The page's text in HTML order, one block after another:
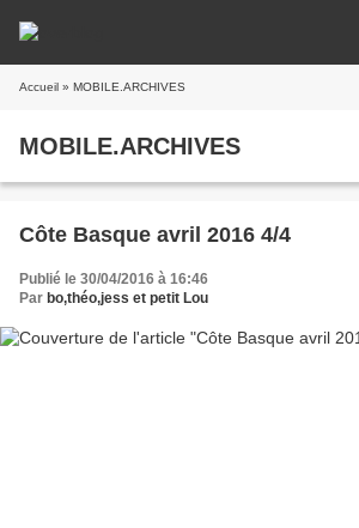
Accueil » MOBILE.ARCHIVES
MOBILE.ARCHIVES
Côte Basque avril 2016 4/4
Publié le 30/04/2016 à 16:46
Par bo,théo,jess et petit Lou